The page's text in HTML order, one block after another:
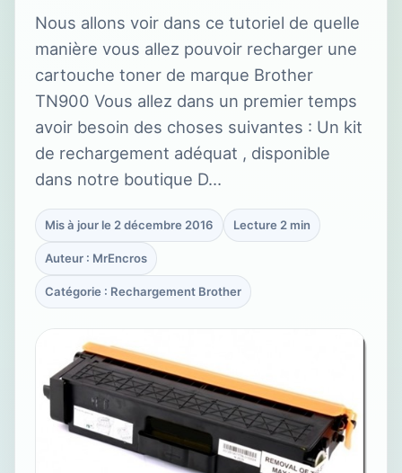
Nous allons voir dans ce tutoriel de quelle
manière vous allez pouvoir recharger une
cartouche toner de marque Brother
TN900 Vous allez dans un premier temps
avoir besoin des choses suivantes : Un kit
de rechargement adéquat , disponible
dans notre boutique D…
Mis à jour le 2 décembre 2016 Lecture 2 min
Auteur : MrEncros
Catégorie : Rechargement Brother